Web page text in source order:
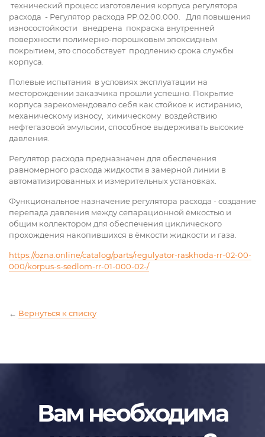
технический процесс изготовления корпуса регулятора
расхода - Регулятор расхода РР.02.00.000. Для повышения
износостойкости внедрена покраска внутренней
поверхности полимерно-порошковым эпоксидным
покрытием, это способствует продлению срока службы
корпуса.
Полевые испытания в условиях эксплуатации на
месторождении заказчика прошли успешно. Покрытие
корпуса зарекомендовало себя как стойкое к истиранию,
механическому износу, химическому воздействию
нефтегазовой эмульсии, способное выдерживать высокие
давления.
Регулятор расхода предназначен для обеспечения
равномерного расхода жидкости в замерной линии в
автоматизированных и измерительных установках.
Функциональное назначение регулятора расхода - создание
перепада давления между сепарационной ёмкостью и
общим коллектором для обеспечения циклического
прохождения накопившихся в ёмкости жидкости и газа.
https://ozna.online/catalog/parts/regulyator-raskhoda-rr-02-00-
000/korpus-s-sedlom-rr-01-000-02-/
← Вернуться к списку
Вам необходима